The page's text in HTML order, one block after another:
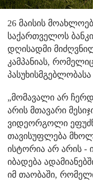
26 მაისის
საქართველოს
დღისადმი
კამპანიას,
„მომავალი არ
არის მთავარი
ვიდეორგოლი
თავისუფლება
ისტორია არ არის -
იბადება
იმ თაობაში,